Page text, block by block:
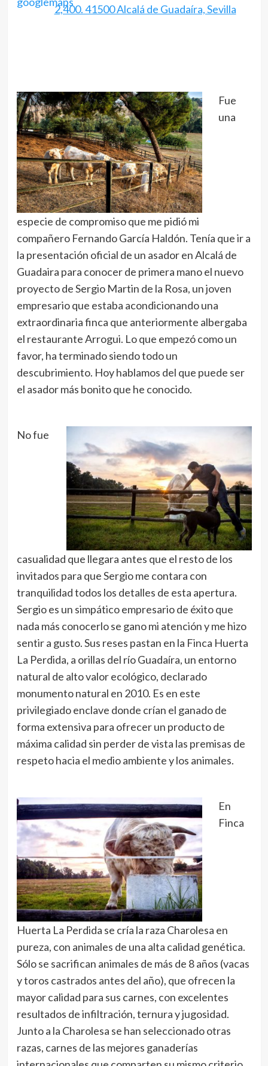
2,400. 41500 Alcalá de Guadaíra, Sevilla
Fue
una
especie de compromiso que me pidió mi
compañero Fernando García Haldón. Tenía que ir a
la presentación oficial de un asador en Alcalá de
Guadaira para conocer de primera mano el nuevo
proyecto de Sergio Martin de la Rosa, un joven
empresario que estaba acondicionando una
extraordinaria finca que anteriormente albergaba
el restaurante Arrogui. Lo que empezó como un
favor, ha terminado siendo todo un
descubrimiento. Hoy hablamos del que puede ser
el asador más bonito que he conocido.
No fue
casualidad que llegara antes que el resto de los
invitados para que Sergio me contara con
tranquilidad todos los detalles de esta apertura.
Sergio es un simpático empresario de éxito que
nada más conocerlo se gano mi atención y me hizo
sentir a gusto. Sus reses pastan en la Finca Huerta
La Perdida, a orillas del río Guadaíra, un entorno
natural de alto valor ecológico, declarado
monumento natural en 2010. Es en este
privilegiado enclave donde crían el ganado de
forma extensiva para ofrecer un producto de
máxima calidad sin perder de vista las premisas de
respeto hacia el medio ambiente y los animales.
En
Finca
Huerta La Perdida se cría la raza Charolesa en
pureza, con animales de una alta calidad genética.
Sólo se sacrifican animales de más de 8 años (vacas
y toros castrados antes del año), que ofrecen la
mayor calidad para sus carnes, con excelentes
resultados de infiltración, ternura y jugosidad.
Junto a la Charolesa se han seleccionado otras
razas, carnes de las mejores ganaderías